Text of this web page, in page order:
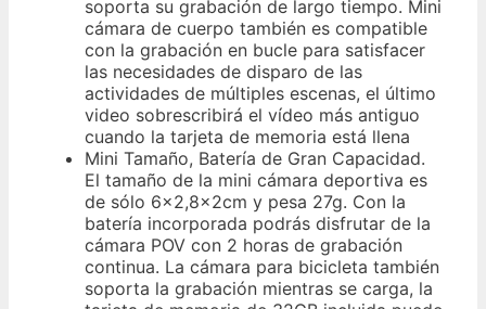
soporta su grabación de largo tiempo. Mini
cámara de cuerpo también es compatible
con la grabación en bucle para satisfacer
las necesidades de disparo de las
actividades de múltiples escenas, el último
video sobrescribirá el vídeo más antiguo
cuando la tarjeta de memoria está llena
Mini Tamaño, Batería de Gran Capacidad.
El tamaño de la mini cámara deportiva es
de sólo 6x2,8x2cm y pesa 27g. Con la
batería incorporada podrás disfrutar de la
cámara POV con 2 horas de grabación
continua. La cámara para bicicleta también
soporta la grabación mientras se carga, la